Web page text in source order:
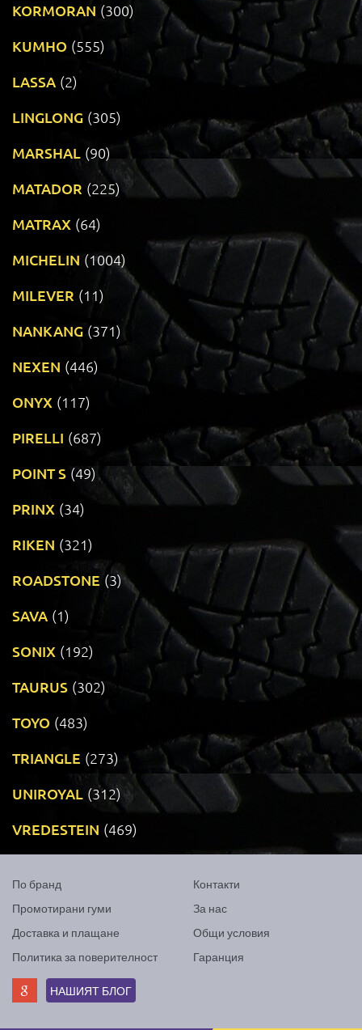
KORMORAN (300)
KUMHO (555)
LASSA (2)
LINGLONG (305)
MARSHAL (90)
MATADOR (225)
MATRAX (64)
MICHELIN (1004)
MILEVER (11)
NANKANG (371)
NEXEN (446)
ONYX (117)
PIRELLI (687)
POINT S (49)
PRINX (34)
RIKEN (321)
ROADSTONE (3)
SAVA (1)
SONIX (192)
TAURUS (302)
TOYO (483)
TRIANGLE (273)
UNIROYAL (312)
VREDESTEIN (469)
По бранд
Промотирани гуми
Доставка и плащане
Политика за поверителност
Контакти
За нас
Общи условия
Гаранция
НАШИЯТ БЛОГ